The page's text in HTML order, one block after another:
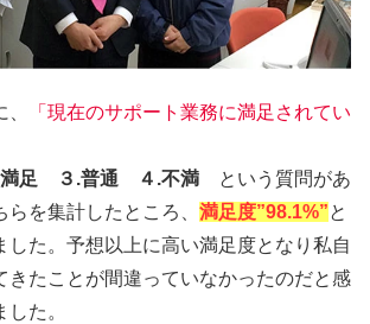
「現在のサポート業務に満足されてい
満足 ３.普通 ４.不満 という質問があ
らを集計したところ、 満足度”98.1%”と
した。予想以上に高い満足度となり私自
きたことが間違っていなかったのだと感
た。